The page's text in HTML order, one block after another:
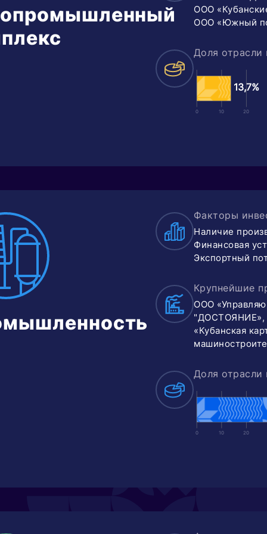
ООО
ООО «Южный
Доля отрасли
0 10 20
13,7%
Факторы
Наличие
Финансовая
Экспортный
Крупнейшие
ООО
"ДОСТОЯНИЕ»,
«Кубанская
Доля отрасли
0 10 20